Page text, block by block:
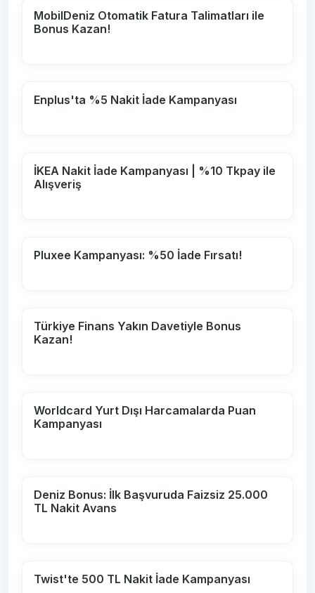
MobilDeniz Otomatik Fatura Talimatları ile
Bonus Kazan!
Enplus'ta %5 Nakit İade Kampanyası
İKEA Nakit İade Kampanyası | %10 Tkpay ile
Alışveriş
Pluxee Kampanyası: %50 İade Fırsatı!
Türkiye Finans Yakın Davetiyle Bonus
Kazan!
Worldcard Yurt Dışı Harcamalarda Puan
Kampanyası
Deniz Bonus: İlk Başvuruda Faizsiz 25.000
TL Nakit Avans
Twist'te 500 TL Nakit İade Kampanyası